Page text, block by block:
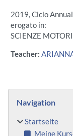
2019, Ciclo
erogato in:
SCIENZE
Teacher:
Blöcke
Navigation
Startseite
Meine